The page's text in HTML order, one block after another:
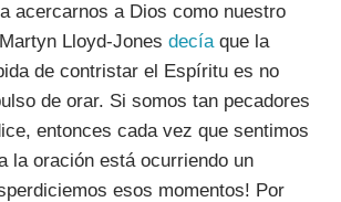
acercarnos a Dios como nuestro
Lloyd-Jonesdecíaque la
de contristar el Espíritu es no
de orar. Si somos tan pecadores
entonces cada vez que sentimos
la oración está ocurriendo un
esos momentos! Por